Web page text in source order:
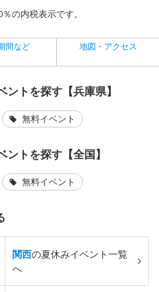
の内税表示です。
間など 地図・アクセス
トを探す【兵庫県】
無料イベント
トを探す【全国】
無料イベント
関西の夏休みイベント一覧
へ